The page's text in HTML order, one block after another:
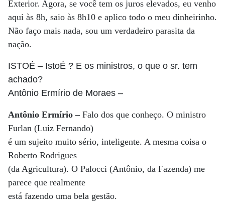
Exterior. Agora, se você tem os juros elevados, eu venho
aqui às 8h, saio às 8h10 e aplico todo o meu dinheirinho.
Não faço mais nada, sou um verdadeiro parasita da
nação.
ISTOÉ – IstoÉ ? E os ministros, o que o sr. tem
achado?
Antônio Ermírio de Moraes –
Antônio Ermírio – Falo dos que conheço. O ministro
Furlan (Luiz Fernando)
é um sujeito muito sério, inteligente. A mesma coisa o
Roberto Rodrigues
(da Agricultura). O Palocci (Antônio, da Fazenda) me
parece que realmente
está fazendo uma bela gestão.